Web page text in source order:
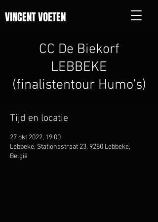
VINCENT VOETEN
CC De Biekorf
LEBBEKE
(finalistentour Humo's)
Tijd en locatie
27 okt 2022, 19:00
Lebbeke, Stationsstraat 23, 9280 Lebbeke,
België